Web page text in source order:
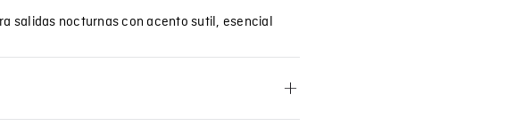
salidas nocturnas con acento sutil, esencial